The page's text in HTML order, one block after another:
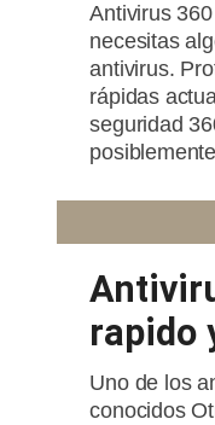
Antivirus
necesitas
antivirus.
rápidas
seguridad
rapido
Uno de los
conocidos